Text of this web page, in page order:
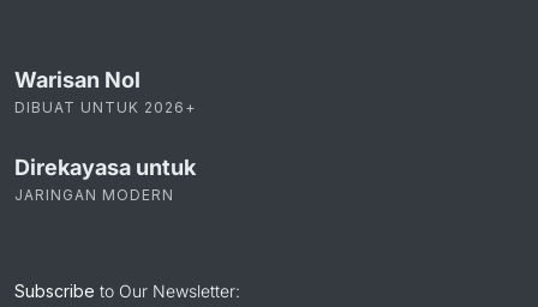
Warisan Nol
DIBUAT UNTUK 2026+
Direkayasa untuk
JARINGAN MODERN
Subscribe to Our Newsletter: